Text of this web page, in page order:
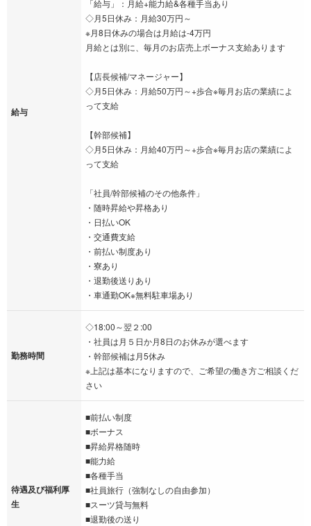
給与
「給与」：月給+能力給&各種手当あり
◇月5日休み：月給30万円～
※月8日休みの場合は月給は-4万円
月給とは別に、毎月のお店売上ボーナス支給あります
【店長候補/マネージャー】
◇月5日休み：月給50万円～+歩合※毎月お店の業績によ
って支給
【幹部候補】
◇月5日休み：月給40万円～+歩合※毎月お店の業績によ
って支給
「社員/幹部候補のその他条件」
・随時昇給や昇格あり
・日払いOK
・交通費支給
・前払い制度あり
・寮あり
・退勤後送りあり
・車通勤OK※無料駐車場あり
勤務時間
◇18:00～翌２:00
・社員は月５日か月8日のお休みが選べます
・幹部候補は月5休み
※上記は基本になりますので、ご希望の働き方ご相談くだ
さい
待遇及び福利厚
生
■前払い制度
■ボーナス
■昇給昇格随時
■能力給
■各種手当
■社員旅行（強制なしの自由参加）
■スーツ貸与無料
■退勤後の送り